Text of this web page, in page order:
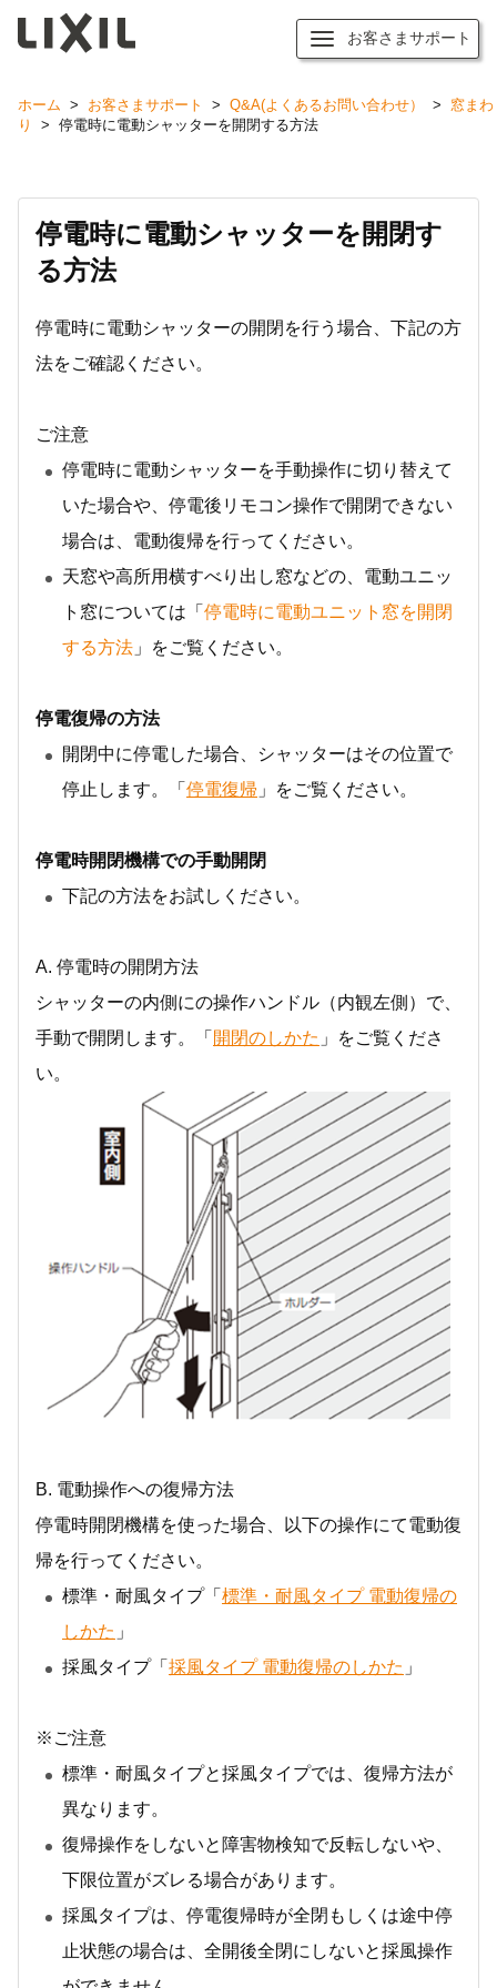
お客さまサポート
ホーム > お客さまサポート > Q&A(よくあるお問い合わせ） >
窓まわ
り
> 停電時に電動シャッターを開閉する方法
停電時に電動シャッターを開閉す
る方法
停電時に電動シャッターの開閉を行う場合、下記の方
法をご確認ください。
ご注意
停電時に電動シャッターを手動操作に切り替えて
いた場合や、停電後リモコン操作で開閉できない
場合は、電動復帰を行ってください。
天窓や高所用横すべり出し窓などの、電動ユニッ
ト窓については「 停電時に電動ユニット窓を開閉
する方法 」をご覧ください。
停電復帰の方法
開閉中に停電した場合、シャッターはその位置で
停止します。「 停電復帰 」をご覧ください。
停電時開閉機構での手動開閉
下記の方法をお試しください。
A. 停電時の開閉方法
シャッターの内側にの操作ハンドル（内観左側）で、
手動で開閉します。「 開閉のしかた 」をご覧くださ
い。
B. 電動操作への復帰方法
停電時開閉機構を使った場合、以下の操作にて電動復
帰を行ってください。
標準・耐風タイプ「 標準・耐風タイプ 電動復帰の
しかた 」
採風タイプ「 採風タイプ 電動復帰のしかた 」
※ご注意
標準・耐風タイプと採風タイプでは、復帰方法が
異なります。
復帰操作をしないと障害物検知で反転しないや、
下限位置がズレる場合があります。
採風タイプは、停電復帰時が全閉もしくは途中停
止状態の場合は、全開後全閉にしないと採風操作